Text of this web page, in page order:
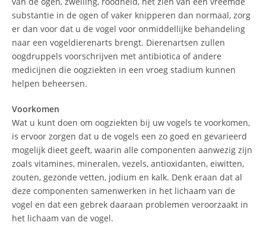
substantie in de ogen of vaker knipperen dan normaal, zorg
er dan voor dat u de vogel voor onmiddellijke behandeling
naar een vogeldierenarts brengt. Dierenartsen zullen
oogdruppels voorschrijven met antibiotica of andere
medicijnen die oogziekten in een vroeg stadium kunnen
helpen beheersen.
Voorkomen
Wat u kunt doen om oogziekten bij uw vogels te voorkomen,
is ervoor zorgen dat u de vogels een zo goed en gevarieerd
mogelijk dieet geeft, waarin alle componenten aanwezig zijn
zoals vitamines, mineralen, vezels, antioxidanten, eiwitten,
zouten, gezonde vetten, jodium en kalk. Denk eraan dat al
deze componenten samenwerken in het lichaam van de
vogel en dat een gebrek daaraan problemen veroorzaakt in
het lichaam van de vogel.